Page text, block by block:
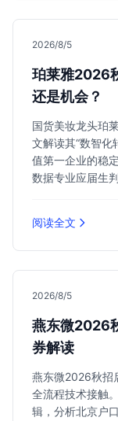
2026/8/5
珀莱雅2026
还是机会？
国货美妆龙头珀
文解读其“数智化
值第一企业的稳
数据专业应届生
阅读全文
2026/8/5
燕东微2026
券解读
燕东微2026秋招
全流程技术接触
辑，分析北京户